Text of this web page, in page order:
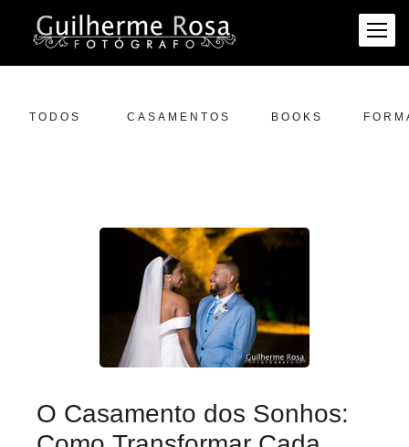
TODOS CASAMENTOS BOOKS
O Casamento dos Sonhos: